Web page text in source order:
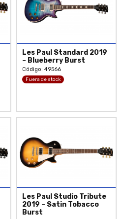
Les Paul Standard 2019
– Blueberry Burst
Código: 49566
Fuera de stock
Les Paul Studio Tribute
2019 – Satin Tobacco
Burst